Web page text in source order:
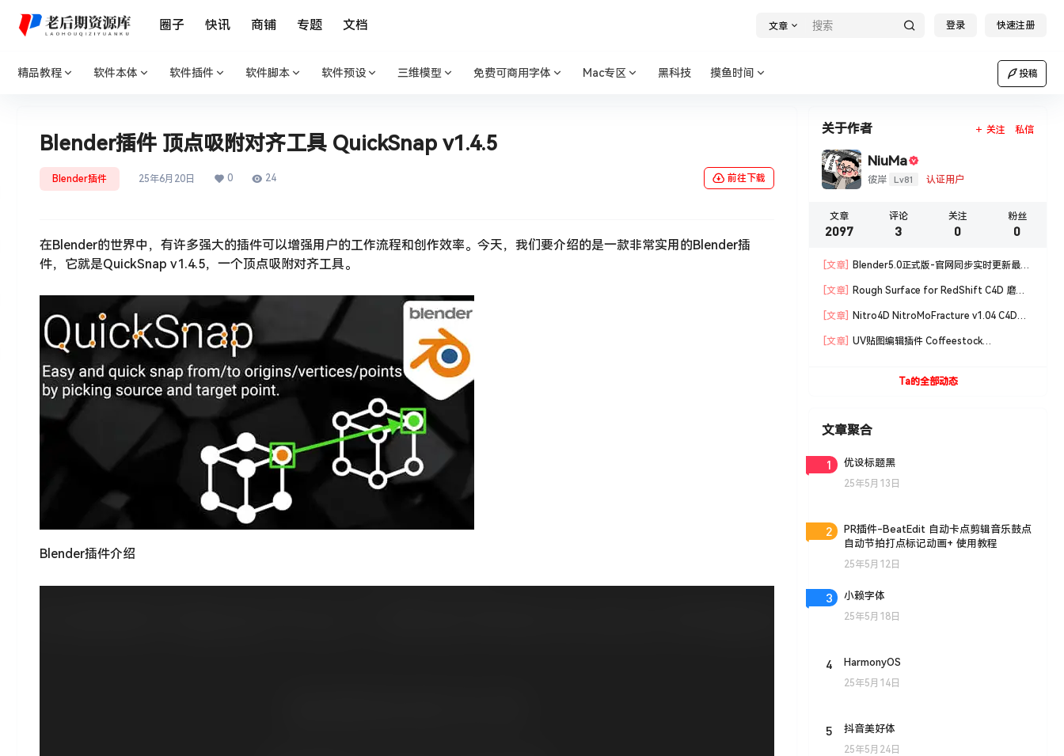
圈子 快讯 商铺 专题 文档 文章 登录 快速注册
精品教程 软件本体 软件插件 软件脚本 软件预设 三维模型 免费可商用字体 Mac专区 黑科技 摸鱼时间 投稿
Blender插件 顶点吸附对齐工具 QuickSnap v1.4.5
Blender插件 25年6月20日 0 24 前往下载
在Blender的世界中，有许多强大的插件可以增强用户的工作流程和创作效率。今天，我们要介绍的是一款非常实用的Blender插
件，它就是QuickSnap v1.4.5，一个顶点吸附对齐工具。
Blender插件介绍
关于作者 关注 私信
NiuMa
彼岸 Lv81 认证用户
文章
2097
评论
3
关注
0
粉丝
0
[文章]
Blender5.0正式版-官网同步实时更新最新
[文章]
Rough Surface for RedShift C4D 磨损
[文章]
Nitro4D NitroMoFracture v1.04 C4D插
[文章]
UV贴图编辑插件 Coffeestock
Ta的全部动态
文章聚合
1 优设标题黑
25年5月13日
2
PR插件-BeatEdit 自动卡点剪辑音乐鼓点
自动节拍打点标记动画+ 使用教程
25年5月12日
3 小赖字体
25年5月18日
4 HarmonyOS
25年5月14日
5 抖音美好体
25年5月24日